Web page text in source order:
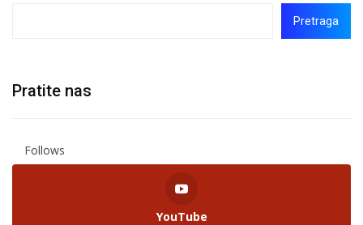
Pretraga
Pratite nas
Follows
YouTube